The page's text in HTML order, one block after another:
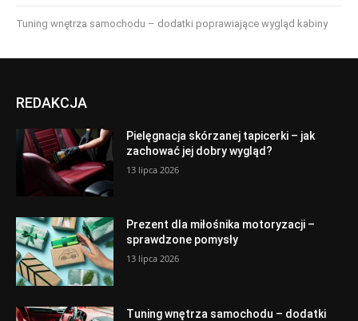
Tuning wnętrza samochodu – dodatki poprawiające wygląd kabiny
REDAKCJA
Pielęgnacja skórzanej tapicerki – jak
zachować jej dobry wygląd?
13 lipca 2026
Prezent dla miłośnika motoryzacji –
sprawdzone pomysły
13 lipca 2026
Tuning wnętrza samochodu – dodatki